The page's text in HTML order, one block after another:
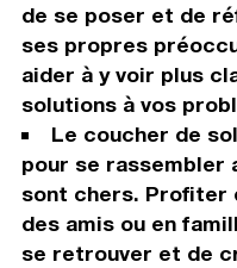
de se poser et de
ses propres
aider à y voir plus
solutions à vos
Le coucher de
pour se rassembler
sont chers. Profiter
des amis ou en
se retrouver et de